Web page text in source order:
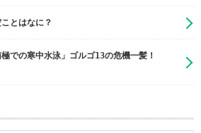
とはなに？
での寒中水泳」ゴルゴ13の危機一髪！